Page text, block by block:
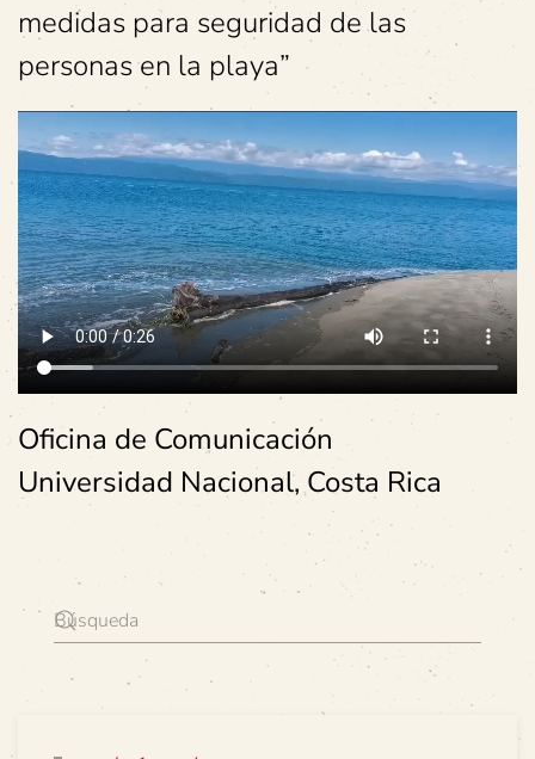
medidas para seguridad de las
personas en la playa”
Oficina de Comunicación
Universidad Nacional, Costa Rica